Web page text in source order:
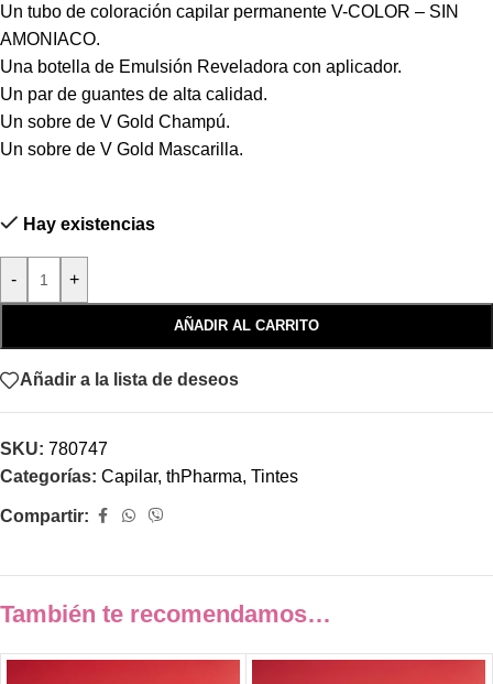
Un tubo de coloración capilar permanente V-COLOR – SIN
AMONIACO.
Una botella de Emulsión Reveladora con aplicador.
Un par de guantes de alta calidad.
Un sobre de V Gold Champú.
Un sobre de V Gold Mascarilla.
Hay existencias
- +
AÑADIR AL CARRITO
Añadir a la lista de deseos
SKU: 780747
Categorías: Capilar, thPharma, Tintes
Compartir:
También te recomendamos…